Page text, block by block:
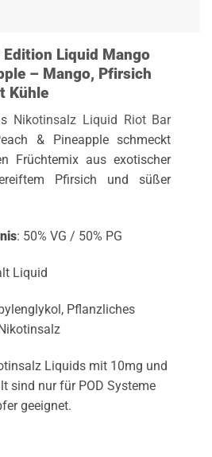
Edition Liquid Mango
– Mango, Pfirsich
Kühle
Nikotinsalz Liquid
Riot Bar
& Pineapple schmeckt
Früchtemix aus exotischer
Pfirsich und süßer
: 50% VG / 50% PG
Liquid
Pflanzliches
Liquids mit 10mg und
sind nur für POD Systeme
geeignet.